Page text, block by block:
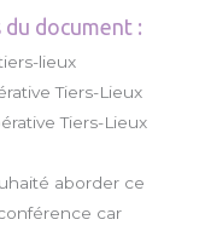
document :
lieux
Tiers-Lieux
Tiers-Lieux
aborder ce
car